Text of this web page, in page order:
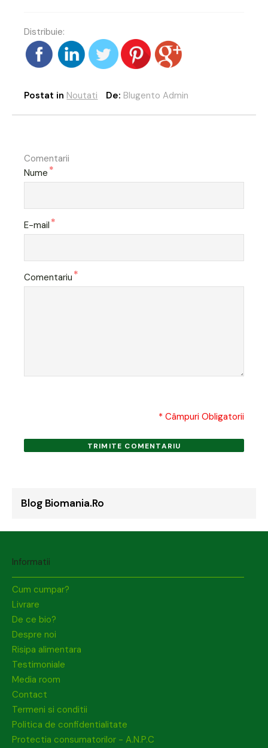
Distribuie:
Postat in Noutati De: Blugento Admin
Comentarii
Nume *
E-mail *
Comentariu *
* Câmpuri Obligatorii
TRIMITE COMENTARIU
Blog Biomania.ro
Informatii
Cum cumpar?
Livrare
De ce bio?
Despre noi
Risipa alimentara
Testimoniale
Media room
Contact
Termeni si conditii
Politica de confidentialitate
Protectia consumatorilor - A.N.P.C